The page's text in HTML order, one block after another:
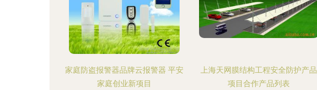
家庭防盗报警器品牌云报警器 平安
家庭创业新项目
上海天网膜结构工程安全防护产品
项目合作产品列表